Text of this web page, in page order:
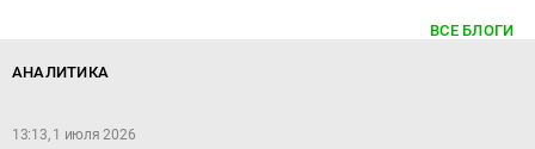
ВСЕ БЛОГИ
АНАЛИТИКА
13:13, 1 июля 2026